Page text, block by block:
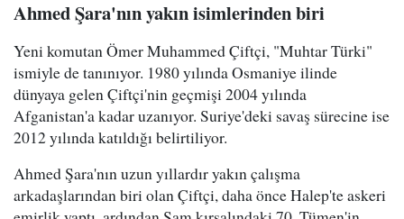
Ahmed Şara'nın yakın isimlerinden biri
Yeni komutan Ömer Muhammed Çiftçi, "Muhtar Türki"
ismiyle de tanınıyor. 1980 yılında Osmaniye ilinde
dünyaya gelen Çiftçi'nin geçmişi 2004 yılında
Afganistan'a kadar uzanıyor. Suriye'deki savaş sürecine ise
2012 yılında katıldığı belirtiliyor.
Ahmed Şara'nın uzun yıllardır yakın çalışma
arkadaşlarından biri olan Çiftçi, daha önce Halep'te askeri